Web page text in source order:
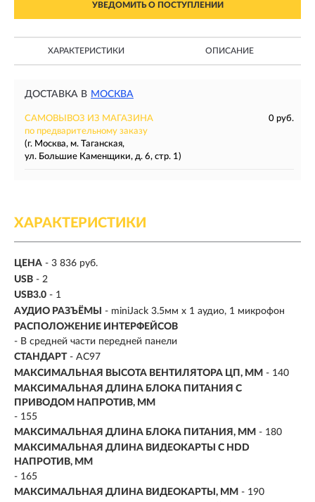
УВЕДОМИТЬ О ПОСТУПЛЕНИИ
ХАРАКТЕРИСТИКИ ОПИСАНИЕ
ДОСТАВКА В МОСКВА
САМОВЫВОЗ ИЗ МАГАЗИНА
0 руб.
по предварительному заказу
(г. Москва, м. Таганская,
ул. Большие Каменщики, д. 6, стр. 1)
ХАРАКТЕРИСТИКИ
ЦЕНА - 3 836 руб.
USB - 2
USB3.0 - 1
АУДИО РАЗЪЁМЫ
- miniJack 3.5мм х 1 аудио, 1 микрофон
РАСПОЛОЖЕНИЕ ИНТЕРФЕЙСОВ
- В средней части передней панели
СТАНДАРТ - AC97
МАКСИМАЛЬНАЯ ВЫСОТА ВЕНТИЛЯТОРА ЦП, ММ - 140
МАКСИМАЛЬНАЯ ДЛИНА БЛОКА ПИТАНИЯ С
ПРИВОДОМ НАПРОТИВ, ММ
- 155
МАКСИМАЛЬНАЯ ДЛИНА БЛОКА ПИТАНИЯ, ММ - 180
МАКСИМАЛЬНАЯ ДЛИНА ВИДЕОКАРТЫ С HDD
НАПРОТИВ, ММ
- 165
МАКСИМАЛЬНАЯ ДЛИНА ВИДЕОКАРТЫ, ММ - 190